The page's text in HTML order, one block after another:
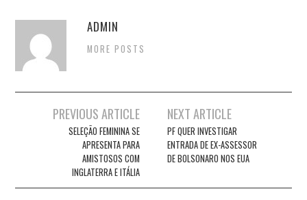
ADMIN
MORE POSTS
navigation
PREVIOUS ARTICLE
SELEÇÃO FEMININA SE
APRESENTA PARA
AMISTOSOS COM
INGLATERRA E ITÁLIA
NEXT ARTICLE
PF QUER INVESTIGAR
ENTRADA DE EX-ASSESSOR
DE BOLSONARO NOS EUA